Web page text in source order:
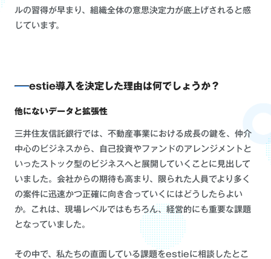
ルの習得が早まり、組織全体の意思決定力が底上げされると感
じています。
estie導入を決定した理由は何でしょうか？
他にないデータと拡張性
三井住友信託銀行では、不動産事業における成長の鍵を、仲介
中心のビジネスから、自己投資やファンドのアレンジメントと
いったストック型のビジネスへと展開していくことに見出して
いました。会社からの期待も高まり、限られた人員でより多く
の案件に迅速かつ正確に向き合っていくにはどうしたらよい
か。これは、現場レベルではもちろん、経営的にも重要な課題
となっていました。
その中で、私たちの直面している課題をestieに相談したとこ